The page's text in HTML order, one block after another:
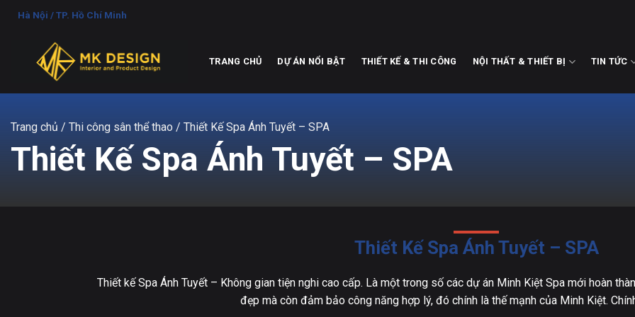
ChuyểnHà Nội / TP. Hồ Chí Minh
TRANG CHỦ DỰ ÁN NỔI BẬT THIẾT KẾ & THI CÔNG NỘI THẤT & THIẾT BỊ TIN TỨC
Trang chủ / Thi công sân thể thao / Thiết Kế Spa Ánh Tuyết – SPA
Thiết Kế Spa Ánh Tuyết – SPA
Thiết Kế Spa Ánh Tuyết – SPA
Thiết kế Spa Ánh Tuyết – Không gian tiện nghi cao cấp. Là một trong số các dự án Minh Kiệt Spa mới hoàn
đẹp mà còn đảm bảo công năng hợp lý, đó chính là thế mạnh của Minh Kiệt.